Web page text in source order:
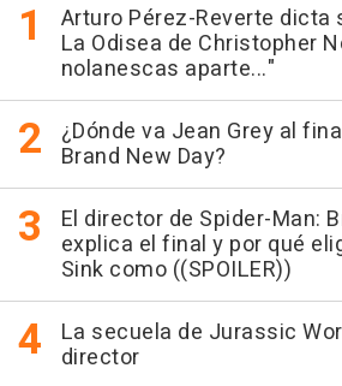
Arturo Pérez-Reverte dicta
La Odisea de Christopher
nolanescas aparte..."
¿Dónde va Jean Grey al
Brand New Day?
El director de Spider-Man:
explica el final y por qué
Sink como ((SPOILER))
La secuela de Jurassic
director